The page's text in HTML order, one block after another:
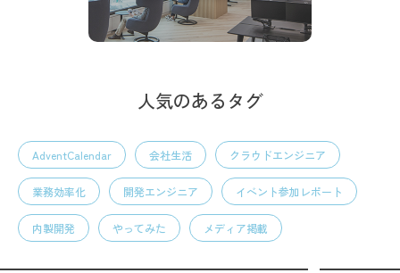
人気のあるタグ
AdventCalendar 会社生活 クラウドエンジニア
業務効率化 開発エンジニア イベント参加レポート
内製開発 やってみた メディア掲載